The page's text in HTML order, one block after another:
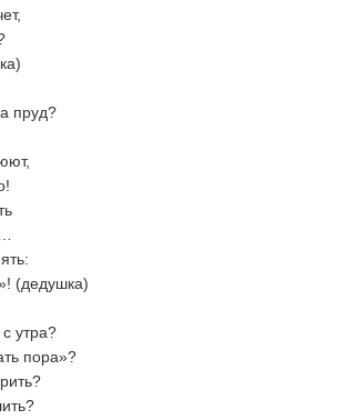
пруд?
(дедушка)
утра?
пора»?